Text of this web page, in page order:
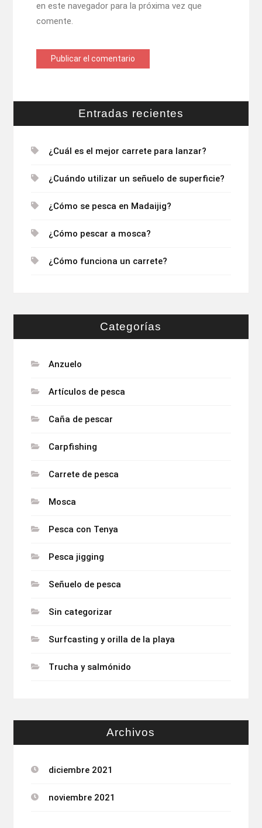
en este navegador para la próxima vez que
comente.
Entradas recientes
¿Cuál es el mejor carrete para lanzar?
¿Cuándo utilizar un señuelo de superficie?
¿Cómo se pesca en Madaijig?
¿Cómo pescar a mosca?
¿Cómo funciona un carrete?
Categorías
Anzuelo
Artículos de pesca
Caña de pescar
Carpfishing
Carrete de pesca
Mosca
Pesca con Tenya
Pesca jigging
Señuelo de pesca
Sin categorizar
Surfcasting y orilla de la playa
Trucha y salmónido
Archivos
diciembre 2021
noviembre 2021